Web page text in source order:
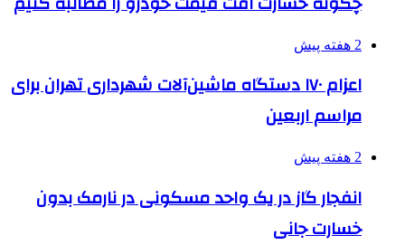
2 هفته پیش
اعزام ۱۷۰ دستگاه ماشین‌آلات شهرداری تهران برای
مراسم اربعین
2 هفته پیش
انفجار گاز در یک واحد مسکونی در نارمک بدون
خسارت جانی